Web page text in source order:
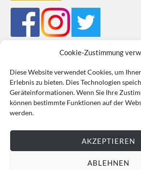
Cookie-Zustimmung
Diese Website verwendet Cookies, um
Erlebnis zu bieten. Dies Technologien
Geräteinformationen. Wenn Sie Ihre
können bestimmte Funktionen auf der
werden.
AKZEPTIEREN
ABLEHNEN
Mein Bestellkonto
Cookie-Richtlinie (EU) Impressum
VERTRAG WIDERRUFEN